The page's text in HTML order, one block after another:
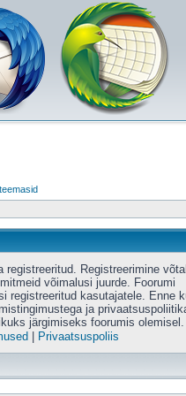
Registreerimine
võimalusi juurde. Foorumi
registreeritud kasutajatele. Enne
ja
järgimiseks foorumis olemisel.
Privaatsuspoliis